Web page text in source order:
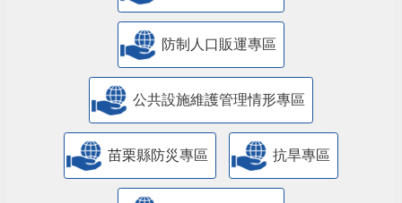
防制人口販運專區
​公共設施維護管理情形專區
苗栗縣防災專區 抗旱專區